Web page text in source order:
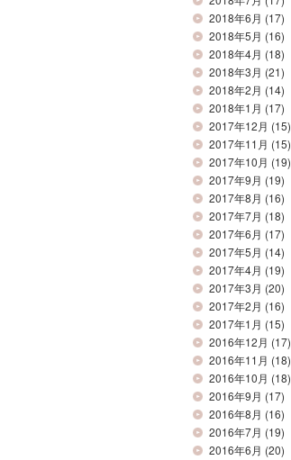
2018年6月 (17)
2018年5月 (16)
2018年4月 (18)
2018年3月 (21)
2018年2月 (14)
2018年1月 (17)
2017年12月 (15)
2017年11月 (15)
2017年10月 (19)
2017年9月 (19)
2017年8月 (16)
2017年7月 (18)
2017年6月 (17)
2017年5月 (14)
2017年4月 (19)
2017年3月 (20)
2017年2月 (16)
2017年1月 (15)
2016年12月 (17)
2016年11月 (18)
2016年10月 (18)
2016年9月 (17)
2016年8月 (16)
2016年7月 (19)
2016年6月 (20)